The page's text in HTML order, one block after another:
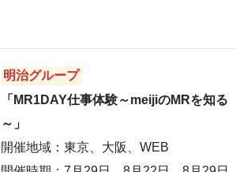
明治グループ
「MR1DAY仕事体験～meijiのMRを知る
～」
開催地域：東京、大阪、WEB